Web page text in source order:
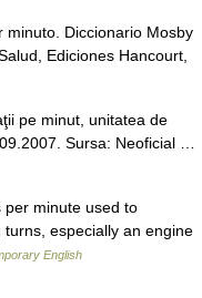
Diccionario Mosby
Ediciones Hancourt,
pe minut, unitatea de
Sursa: Neoficial …
per minute used to
especially an engine
English